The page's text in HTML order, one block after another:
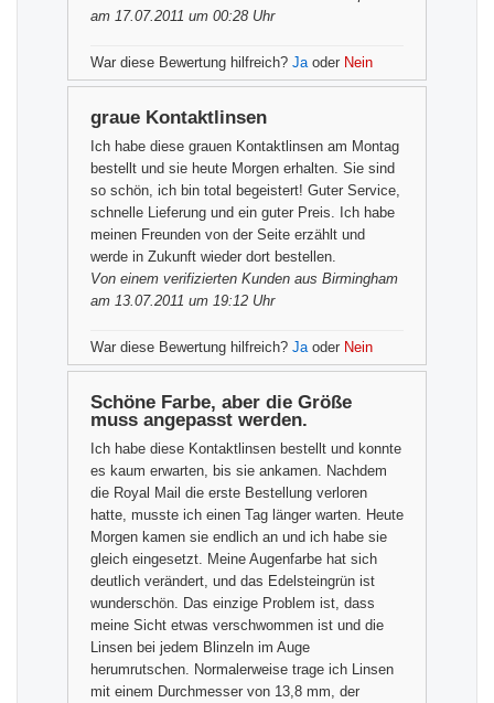
am 17.07.2011 um 00:28 Uhr
War diese Bewertung hilfreich? Jaoder Nein
graue Kontaktlinsen
Ich habe diese grauen Kontaktlinsen am Montag
bestellt und sie heute Morgen erhalten. Sie sind
so schön, ich bin total begeistert! Guter Service,
schnelle Lieferung und ein guter Preis. Ich habe
meinen Freunden von der Seite erzählt und
werde in Zukunft wieder dort bestellen.
Von einem verifizierten Kunden aus Birmingham
am 13.07.2011 um 19:12 Uhr
War diese Bewertung hilfreich? Jaoder Nein
Schöne Farbe, aber die Größe
muss angepasst werden.
Ich habe diese Kontaktlinsen bestellt und konnte
es kaum erwarten, bis sie ankamen. Nachdem
die Royal Mail die erste Bestellung verloren
hatte, musste ich einen Tag länger warten. Heute
Morgen kamen sie endlich an und ich habe sie
gleich eingesetzt. Meine Augenfarbe hat sich
deutlich verändert, und das Edelsteingrün ist
wunderschön. Das einzige Problem ist, dass
meine Sicht etwas verschwommen ist und die
Linsen bei jedem Blinzeln im Auge
herumrutschen. Normalerweise trage ich Linsen
mit einem Durchmesser von 13,8 mm, der